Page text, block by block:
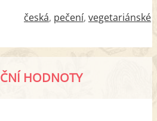
česká pečení vegetariánské
HODNOTY